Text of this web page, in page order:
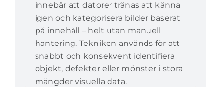
innebär att datorer tränas att känna
igen och kategorisera bilder baserat
på innehåll – helt utan manuell
hantering. Tekniken används för att
snabbt och konsekvent identifiera
objekt, defekter eller mönster i stora
mängder visuella data.